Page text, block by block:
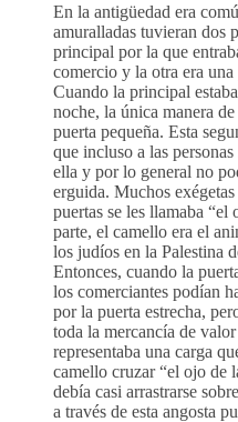
En la antigüedad era
amuralladas tuvieran dos
principal por la que
comercio y la otra era
Cuando la principal
noche, la única manera
puerta pequeña. Esta
que incluso a las
ella y por lo general no
erguida. Muchos
puertas se les llamaba “el
parte, el camello era el
los judíos en la Palestina
Entonces, cuando la
los comerciantes podían
por la puerta estrecha,
toda la mercancía de
representaba una carga
camello cruzar “el ojo de
debía casi arrastrarse
a través de esta angosta